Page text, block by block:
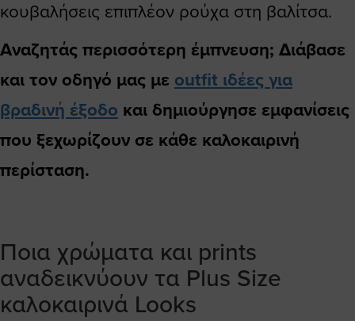
κουβαλήσεις επιπλέον ρούχα στη βαλίτσα.
Αναζητάς περισσότερη έμπνευση; Διάβασε
και τον οδηγό μας με outfit ιδέες για
βραδινή έξοδο και δημιούργησε εμφανίσεις
που ξεχωρίζουν σε κάθε καλοκαιρινή
περίσταση.
Ποια χρώματα και prints
αναδεικνύουν τα Plus Size
καλοκαιρινά Looks